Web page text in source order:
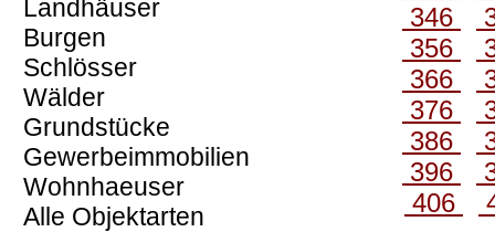
Landhäuser
Burgen
Schlösser
Wälder
Grundstücke
Gewerbeimmobilien
Wohnhaeuser
Alle Objektarten
346
356
366
376
386
396
406